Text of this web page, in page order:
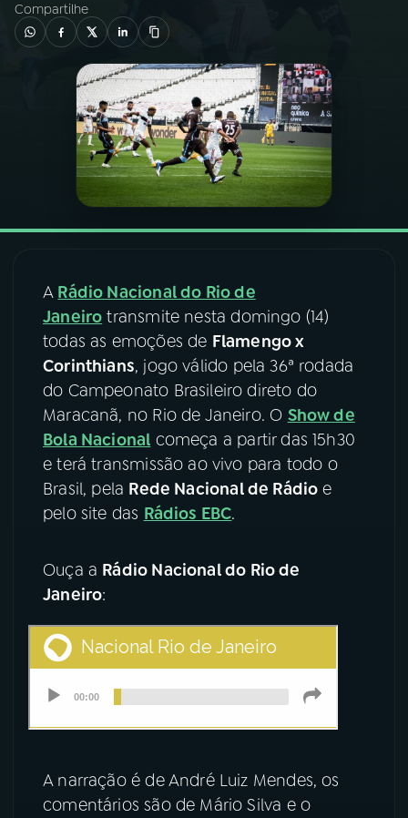
03PROGRAMAÇÃO
PROGRAMAS
PODCASTS
VIDEOCASTS
08FESTIVAL DE MÚSICA
ACOMPANHE A RÁDIO NACIONAL
YouTube Facebook
Instagram X
TikTok
Compartilhe
A Rádio Nacional do Rio de
Janeiro transmite nesta domingo (14)
todas as emoções de Flamengo x
Corinthians, jogo válido pela 36ª rodada
do Campeonato Brasileiro direto do
Maracanã, no Rio de Janeiro. O Show de
Bola Nacional começa a partir das 15h30
e terá transmissão ao vivo para todo o
Brasil, pela Rede Nacional de Rádio e
pelo site das Rádios EBC.
Ouça a Rádio Nacional do Rio de
Janeiro:
A narração é de André Luiz Mendes, os
comentários são de Mário Silva e o